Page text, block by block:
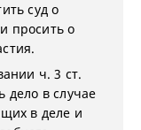
суд о
просить о
ч. 3 ст.
дело в случае
в деле и